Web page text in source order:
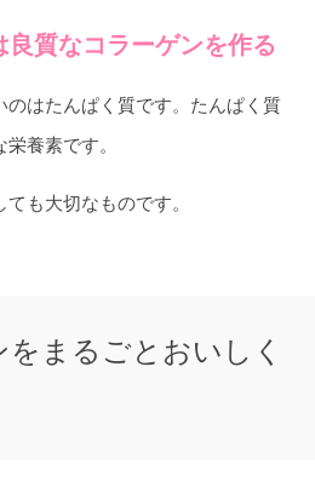
良質なコラーゲンを作る
のはたんぱく質です。たんぱく質
養素です。
も大切なものです。
まるごとおいしく